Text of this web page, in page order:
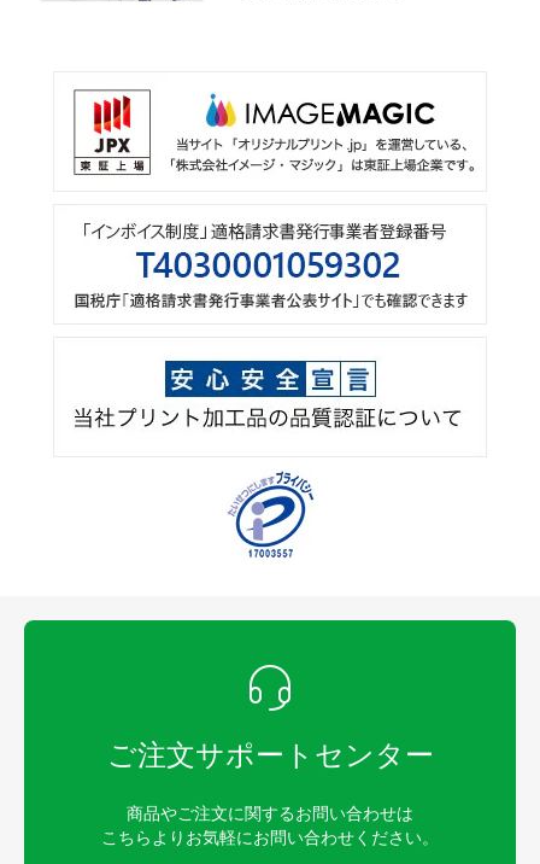
ご注文サポートセンター
商品やご注文に関するお問い合わせは
こちらよりお気軽にお問い合わせください。